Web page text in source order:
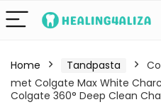
Home Tandpasta
met Colgate Max White
Colgate 360° Deep Clean